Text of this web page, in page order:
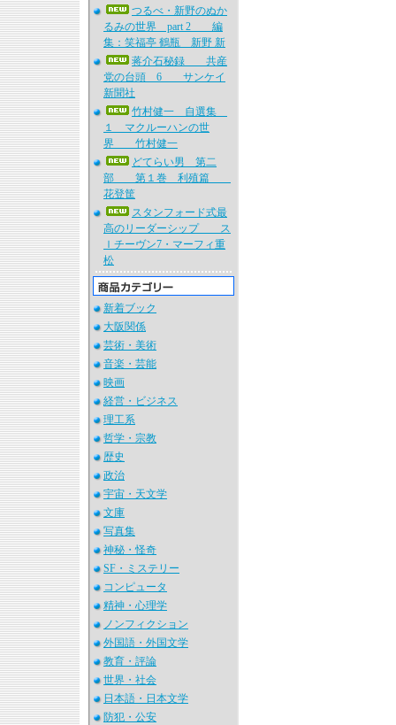
つるべ・新野のぬか
るみの世界 part 2 編
集：笑福亭 鶴瓶 新野 新
蒋介石秘録 共産
党の台頭 6 サンケイ
新聞社
竹村健一 自選集
１ マクルーハンの世
界 竹村健一
どてらい男 第二
部 第１巻 利殖篇
花登筐
スタンフォード式最
高のリーダーシップ ス
ｌチーヴン7・マーフィ重
松
新着ブック
大阪関係
芸術・美術
音楽・芸能
映画
経営・ビジネス
理工系
哲学・宗教
歴史
政治
宇宙・天文学
文庫
写真集
神秘・怪奇
SF・ミステリー
コンピュータ
精神・心理学
ノンフィクション
外国語・外国文学
教育・評論
世界・社会
日本語・日本文学
防犯・公安